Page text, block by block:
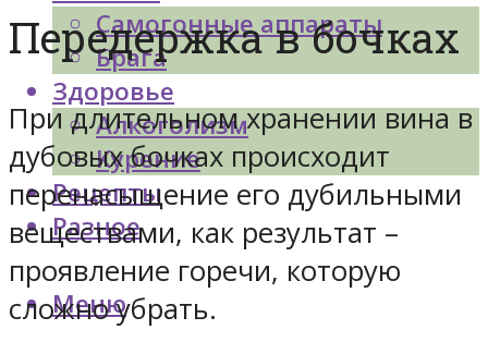
Самогонные аппараты
Брага
Здоровье
Алкоголизм
Курение
Рецепты
Разное
Меню
Передержка в бочках
При длительном хранении вина в
дубовых бочках происходит
перенасыщение его дубильными
веществами, как результат –
проявление горечи, которую
сложно убрать.